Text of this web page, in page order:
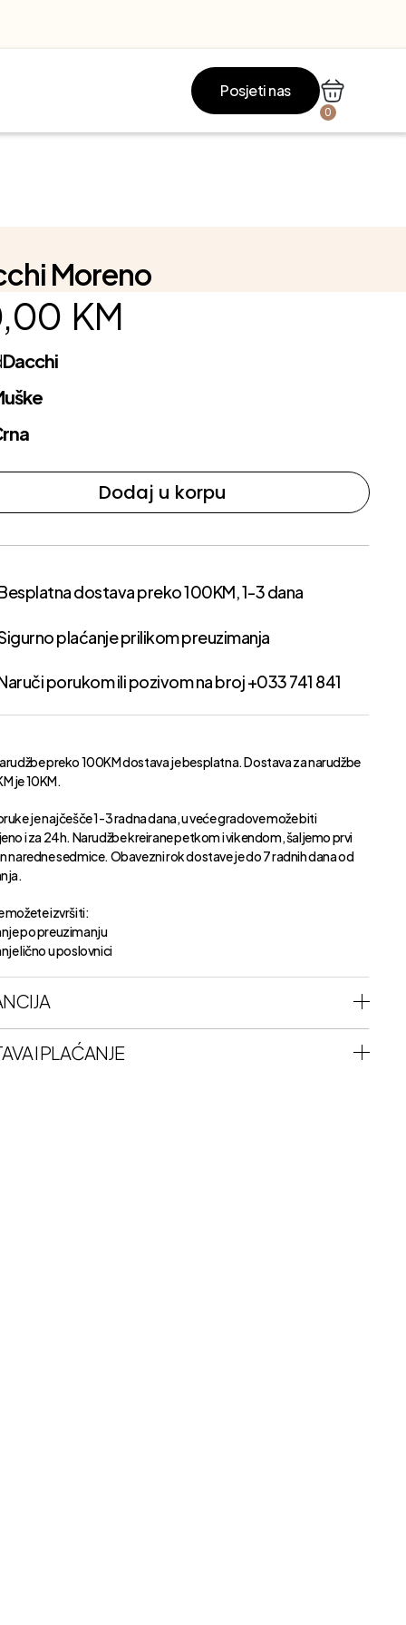
Posjeti nas
0
Moreno
KM
Dacchi
Dodaj u korpu
dostava preko 100KM, 1-3 dana
plaćanje prilikom preuzimanja
porukom ili pozivom na broj +033 741 841
preko 100KM dostava je besplatna. Dostava za narudžbe
je 10KM.
je najčešče 1-3 radna dana, u veće gradove može biti
i za 24h. Narudžbe kreirane petkom i vikendom, šaljemo prvi
naredne sedmice. Obavezni rok dostave je do 7 radnih dana od
možete izvršiti:
po preuzimanju
lično u poslovnici
I PLAĆANJE